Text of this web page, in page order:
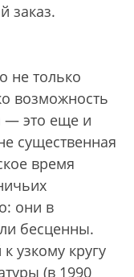
заказ.
не только
возможность
— это еще и
существенная
время
они в
бесценны.
узкому кругу
(в 1990